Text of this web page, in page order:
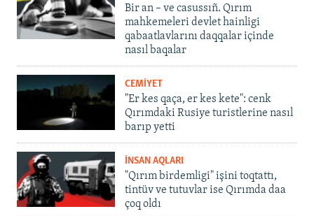
Bir an – ve casussıñ. Qırım
mahkemeleri devlet hainligi
qabaatlavlarını daqqalar içinde
nasıl baqalar
CEMİYET
"Er kes qaça, er kes kete": cenk
Qırımdaki Rusiye turistlerine nasıl
barıp yetti
İNSAN AQLARI
"Qırım birdemligi" işini toqtattı,
tintüv ve tutuvlar ise Qırımda daa
çoq oldı